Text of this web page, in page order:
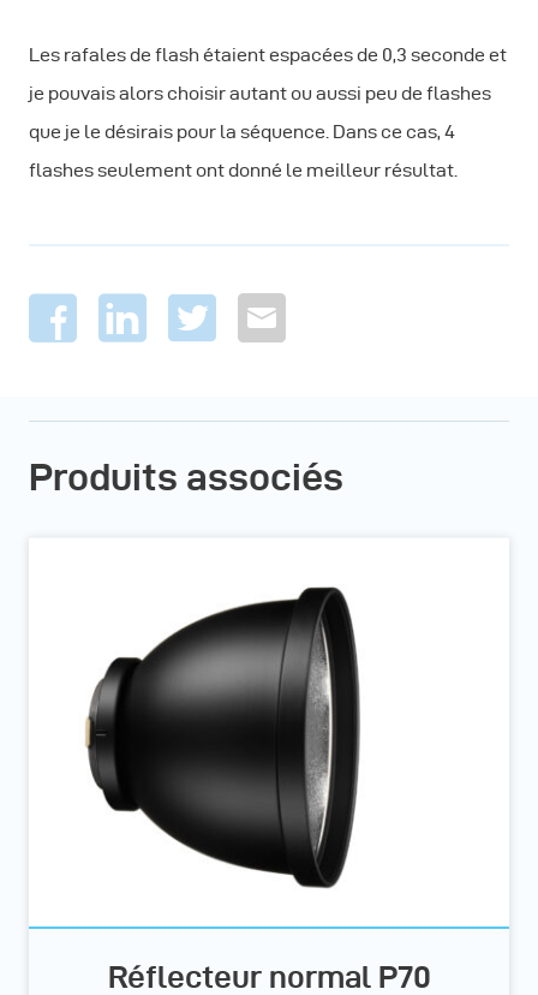
Les rafales de flash étaient espacées de 0,3 seconde et
je pouvais alors choisir autant ou aussi peu de flashes
que je le désirais pour la séquence. Dans ce cas, 4
flashes seulement ont donné le meilleur résultat.
Produits associés
Réflecteur normal P70